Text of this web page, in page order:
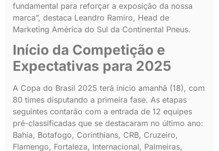
fundamental para reforçar a exposição da nossa
marca”, destaca Leandro Ramiro, Head de
Marketing América do Sul da Continental Pneus.
Início da Competição e
Expectativas para 2025
A Copa do Brasil 2025 terá início amanhã (18), com
80 times disputando a primeira fase. As etapas
seguintes contarão com a entrada de 12 equipes
pré-classificadas que se destacaram no último ano:
Bahia, Botafogo, Corinthians, CRB, Cruzeiro,
Flamengo, Fortaleza, Internacional, Palmeiras,